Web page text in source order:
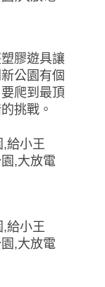
膠遊具讓
公園有個
爬到最頂
挑戰。